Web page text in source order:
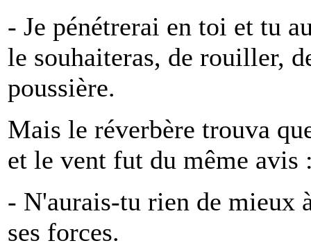
- Je pénétrerai en toi et tu
le souhaiteras, de rouiller,
poussière.
Mais le réverbère trouva
et le vent fut du même avis
- N'aurais-tu rien de mieux
ses forces.